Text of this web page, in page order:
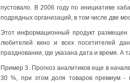
пустовало. В 2006 году по инициативе
подрядных организаций, в том числе две
Этот информационный продукт размещен
любителей кино и всех посетителей
праздновании, где указана дата и время. А
Пример 3. Прогноз аналитиков еще в
30 %, при этом доля товаров премиум -